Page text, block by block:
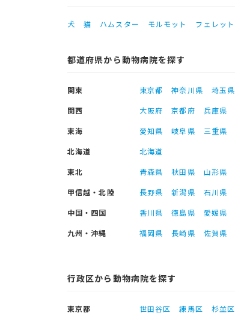
犬 猫 ハムスター モルモット フェレット
都道府県から動物病院を探す
関東 東京都 神奈川県 埼玉県
関西
大阪府 京都府 兵庫県
東海
愛知県 岐阜県 三重県
北海道
北海道
東北
青森県 秋田県 山形県
甲信越・北陸
長野県 新潟県 石川県
中国・四国
香川県 徳島県 愛媛県
九州・沖縄
福岡県 長崎県 佐賀県
行政区から動物病院を探す
東京都 世田谷区 練馬区 杉並区